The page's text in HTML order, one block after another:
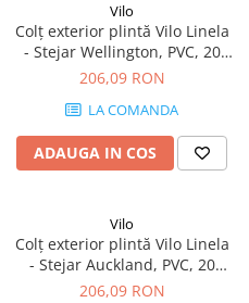
Vilo
Colț exterior plintă Vilo Linela
- Stejar Wellington, PVC, 20
buc/cutie, compatibil plintă
206,09 RON
LA COMANDA
ADAUGA IN COS
Vilo
Colț exterior plintă Vilo Linela
- Stejar Auckland, PVC, 20
buc/cutie, compatibil plintă
206,09 RON